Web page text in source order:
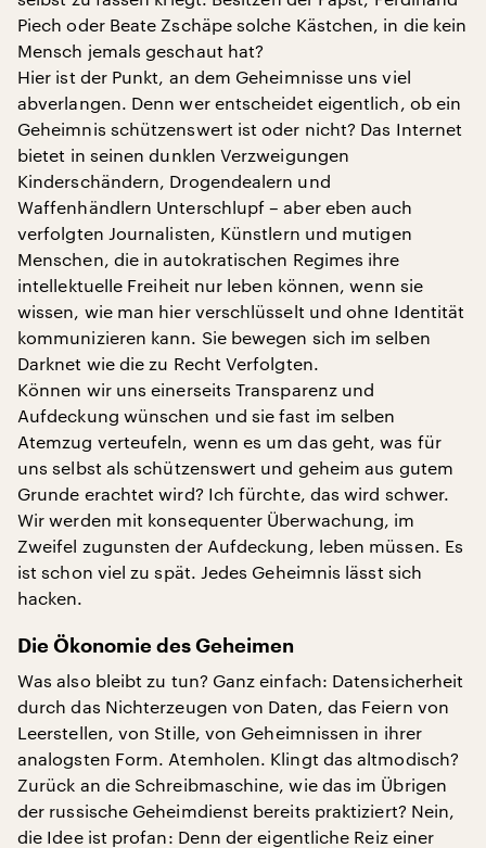
Piech oder Beate Zschäpe solche Kästchen, in die kein
Mensch jemals geschaut hat?
Hier ist der Punkt, an dem Geheimnisse uns viel
abverlangen. Denn wer entscheidet eigentlich, ob ein
Geheimnis schützenswert ist oder nicht? Das Internet
bietet in seinen dunklen Verzweigungen
Kinderschändern, Drogendealern und
Waffenhändlern Unterschlupf – aber eben auch
verfolgten Journalisten, Künstlern und mutigen
Menschen, die in autokratischen Regimes ihre
intellektuelle Freiheit nur leben können, wenn sie
wissen, wie man hier verschlüsselt und ohne Identität
kommunizieren kann. Sie bewegen sich im selben
Darknet wie die zu Recht Verfolgten.
Können wir uns einerseits Transparenz und
Aufdeckung wünschen und sie fast im selben
Atemzug verteufeln, wenn es um das geht, was für
uns selbst als schützenswert und geheim aus gutem
Grunde erachtet wird? Ich fürchte, das wird schwer.
Wir werden mit konsequenter Überwachung, im
Zweifel zugunsten der Aufdeckung, leben müssen. Es
ist schon viel zu spät. Jedes Geheimnis lässt sich
hacken.
Die Ökonomie des Geheimen
Was also bleibt zu tun? Ganz einfach: Datensicherheit
durch das Nichterzeugen von Daten, das Feiern von
Leerstellen, von Stille, von Geheimnissen in ihrer
analogsten Form. Atemholen. Klingt das altmodisch?
Zurück an die Schreibmaschine, wie das im Übrigen
der russische Geheimdienst bereits praktiziert? Nein,
die Idee ist profan: Denn der eigentliche Reiz einer